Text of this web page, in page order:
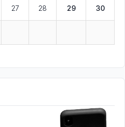
27 28 29 30